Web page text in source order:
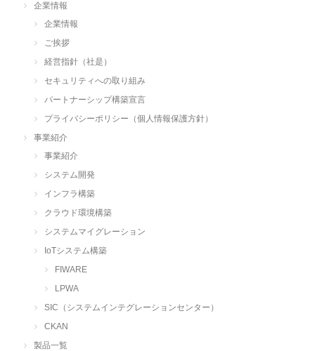
企業情報
企業情報
ご挨拶
経営指針（社是）
セキュリティへの取り組み
パートナーシップ構築宣言
プライバシーポリシー（個人情報保護方針）
事業紹介
事業紹介
システム開発
インフラ構築
クラウド環境構築
システムマイグレーション
IoTシステム構築
FIWARE
LPWA
SIC（システムインテグレーションセンター）
CKAN
製品一覧